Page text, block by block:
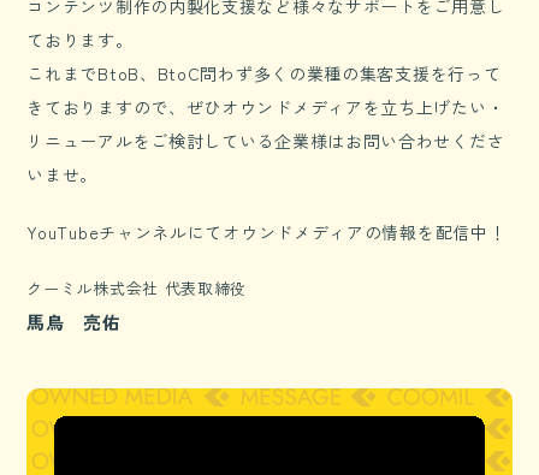
コンテンツ制作の内製化支援など様々なサポートをご用意し
ております。
これまでBtoB、BtoC問わず多くの業種の集客支援を行って
きておりますので、ぜひオウンドメディアを立ち上げたい・
リニューアルをご検討している企業様はお問い合わせくださ
いませ。
YouTubeチャンネルにてオウンドメディアの情報を配信中！
クーミル株式会社 代表取締役
馬鳥 亮佑